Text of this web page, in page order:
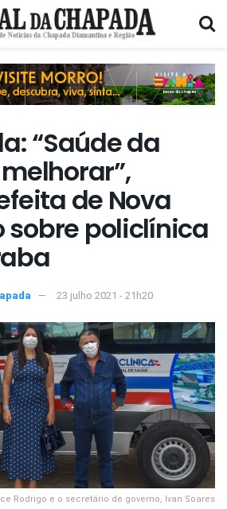
“Saúde da
de Nova
sobre policlínica
23 julho 2021 - 21h20
Rodrigo e o secretário de governo, Ivan Soares